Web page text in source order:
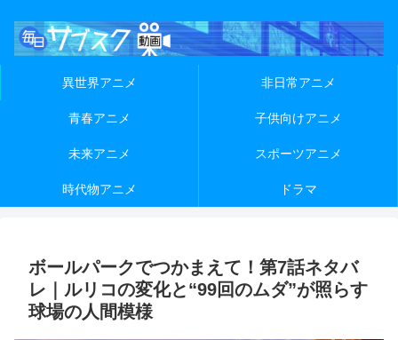
異世界アニメ 非日常アニメ
青春アニメ 子供向けアニメ
未来アニメ スポーツアニメ
時代物アニメ ドラマ
ボールパークでつかまえて！第7話ネタバ
レ｜ルリコの変化と“99回のムダ”が照らす
球場の人間模様